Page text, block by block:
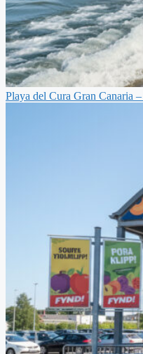
Playa del Cura Gran Canaria